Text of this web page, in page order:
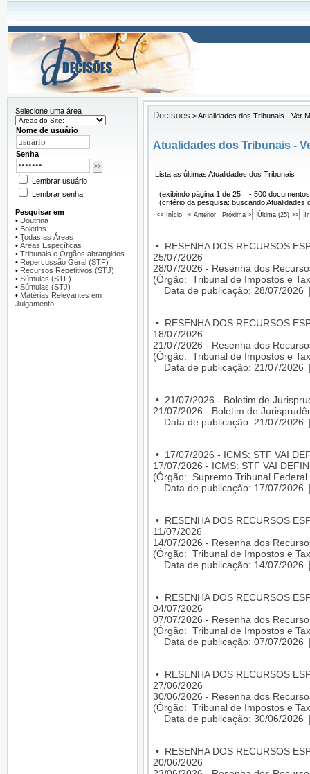
Selecione uma área
Nome de usuário
Senha
Lembrar usuário
Lembrar senha
Pesquisar em
• Doutrina
• Boletins
• Todas as Áreas
• Áreas Específicas
• Tribunais e Órgãos abrangidos
• Repercussão Geral (STF)
• Recursos Repetitivos (STJ)
• Súmulas (STF)
• Súmulas (STJ)
• Matérias Relevantes em
Julgamento
Decisoes >Atualidades dos Tribunais - Ver
Atualidades dos Tribunais -
Lista as últimas Atualidades dos Tribunais
(exibindo página 1 de 25 - 500
(critério da pesquisa: buscando Atualidades
• RESENHA DOS RECURSOS
25/07/2026
28/07/2026 - Resenha dos
(Órgão: Tribunal de Impostos e
Data de publicação: 28/07/2026
• RESENHA DOS RECURSOS
18/07/2026
21/07/2026 - Resenha dos
(Órgão: Tribunal de Impostos e
Data de publicação: 21/07/2026
• 21/07/2026 - Boletim de
21/07/2026 - Boletim de
Data de publicação: 21/07/2026
• 17/07/2026 - ICMS: STF VAI
17/07/2026 - ICMS: STF VAI
(Órgão: Supremo Tribunal Federal
Data de publicação: 17/07/2026
• RESENHA DOS RECURSOS
11/07/2026
14/07/2026 - Resenha dos
(Órgão: Tribunal de Impostos e
Data de publicação: 14/07/2026
• RESENHA DOS RECURSOS
04/07/2026
07/07/2026 - Resenha dos
(Órgão: Tribunal de Impostos e
Data de publicação: 07/07/2026
• RESENHA DOS RECURSOS
27/06/2026
30/06/2026 - Resenha dos
(Órgão: Tribunal de Impostos e
Data de publicação: 30/06/2026
• RESENHA DOS RECURSOS
20/06/2026